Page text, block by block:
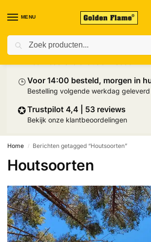
MENU
⛟Prijs inclusief palletlevering
⌚︎ Voor 14:00 besteld, morgen in
Bestelling volgende werkdag geleverd
✪Trustpilot 4,4 | 53 reviews
Bekijk onze klantbeoordelingen
Home / Berichten getagged “Houtsoorten”
Houtsoorten